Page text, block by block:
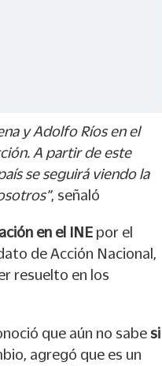
y Adolfo Ríos en el
A partir de este
se seguirá viendo la
, señaló
en el INE por el
de Acción Nacional,
resuelto en los
que aún no sabe si
agregó que es un